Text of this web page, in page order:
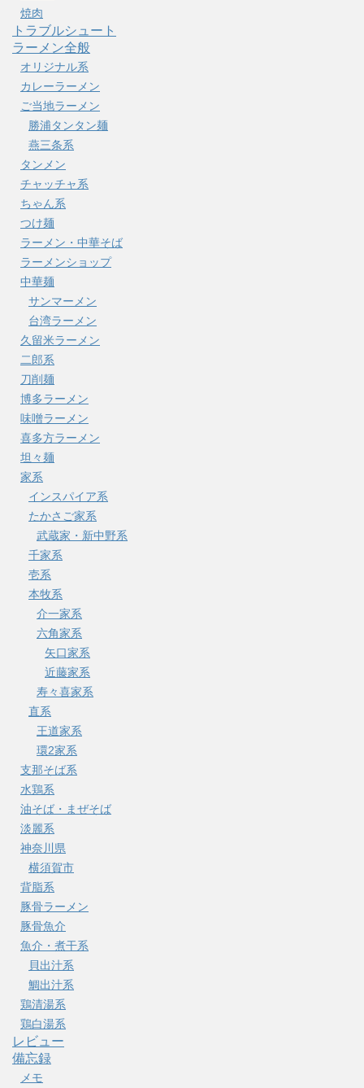
焼肉
トラブルシュート
ラーメン全般
オリジナル系
カレーラーメン
ご当地ラーメン
勝浦タンタン麺
燕三条系
タンメン
チャッチャ系
ちゃん系
つけ麺
ラーメン・中華そば
ラーメンショップ
中華麺
サンマーメン
台湾ラーメン
久留米ラーメン
二郎系
刀削麺
博多ラーメン
味噌ラーメン
喜多方ラーメン
坦々麺
家系
インスパイア系
たかさご家系
武蔵家・新中野系
千家系
壱系
本牧系
介一家系
六角家系
矢口家系
近藤家系
寿々喜家系
直系
王道家系
環2家系
支那そば系
水鶏系
油そば・まぜそば
淡麗系
神奈川県
横須賀市
背脂系
豚骨ラーメン
豚骨魚介
魚介・煮干系
貝出汁系
鯛出汁系
鶏清湯系
鶏白湯系
レビュー
備忘録
メモ